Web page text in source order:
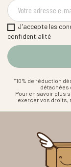
J'accepte les
confidentialité
*10% de réduction
détachées
Pour en savoir plus
exercer vos droits,